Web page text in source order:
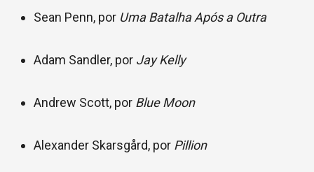
Sean Penn, por Uma Batalha Após a Outra
Adam Sandler, por Jay Kelly
Andrew Scott, por Blue Moon
Alexander Skarsgård, por Pillion